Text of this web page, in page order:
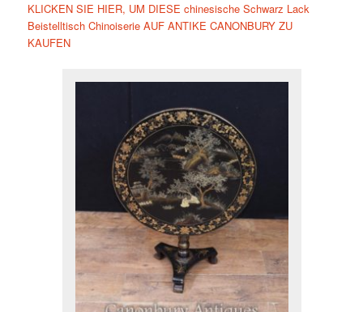
KLICKEN SIE HIER, UM DIESE chinesische Schwarz Lack
Beistelltisch Chinoiserie AUF ANTIKE CANONBURY ZU
KAUFEN